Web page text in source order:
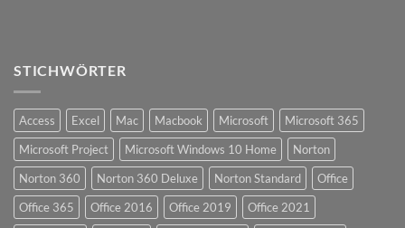
STICHWÖRTER
Access Excel Mac Macbook Microsoft
Microsoft 365
Microsoft Project
Microsoft Windows 10 Home
Norton
Norton 360
Norton 360 Deluxe Norton Standard
Office
Office 365
Office 2016 Office 2019
Office 2021